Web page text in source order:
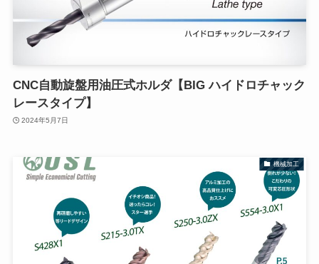
CNC自動旋盤用油圧式ホルダ【BIG ハイドロチャック
レースタイプ】
2024年5月7日
機械加工